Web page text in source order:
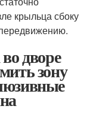
крыльца сбоку
дворе
зону